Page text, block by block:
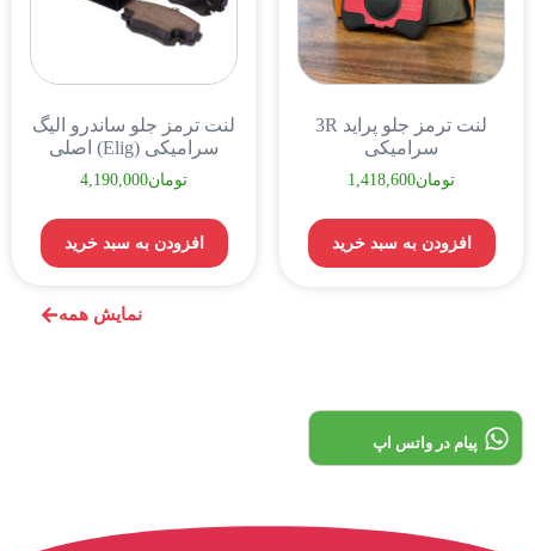
نمایش همه
لنت ترمز جلو پراید 3R
سرامیکی
تومان1,418,600
افزودن به سبد خرید
لنت ترمز جلو ساندرو الیگ
سرامیکی (Elig) اصلی
تومان4,190,000
افزودن به سبد خرید
پیام در واتس اپ